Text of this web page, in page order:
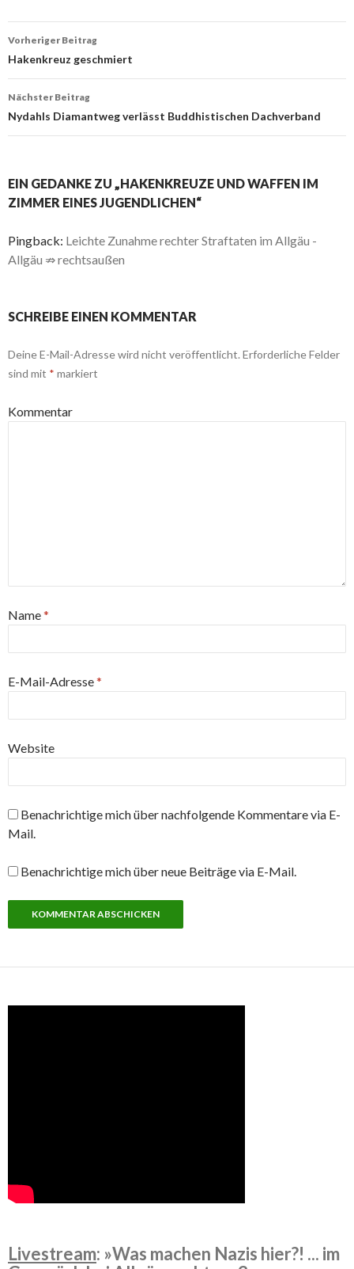
Beitrags-
Navigation
Vorheriger Beitrag
Hakenkreuz geschmiert
Nächster Beitrag
Nydahls Diamantweg verlässt Buddhistischen Dachverband
EIN GEDANKE ZU „HAKENKREUZE UND WAFFEN IM
ZIMMER EINES JUGENDLICHEN“
Pingback: Leichte Zunahme rechter Straftaten im Allgäu -
Allgäu ⇏ rechtsaußen
SCHREIBE EINEN KOMMENTAR
Deine E-Mail-Adresse wird nicht veröffentlicht. Erforderliche Felder
sind mit * markiert
Kommentar
Name*
E-Mail-Adresse*
Website
Benachrichtige mich über nachfolgende Kommentare via E-
Mail.
Benachrichtige mich über neue Beiträge via E-Mail.
Livestream: »Was machen Nazis hier?! ... im